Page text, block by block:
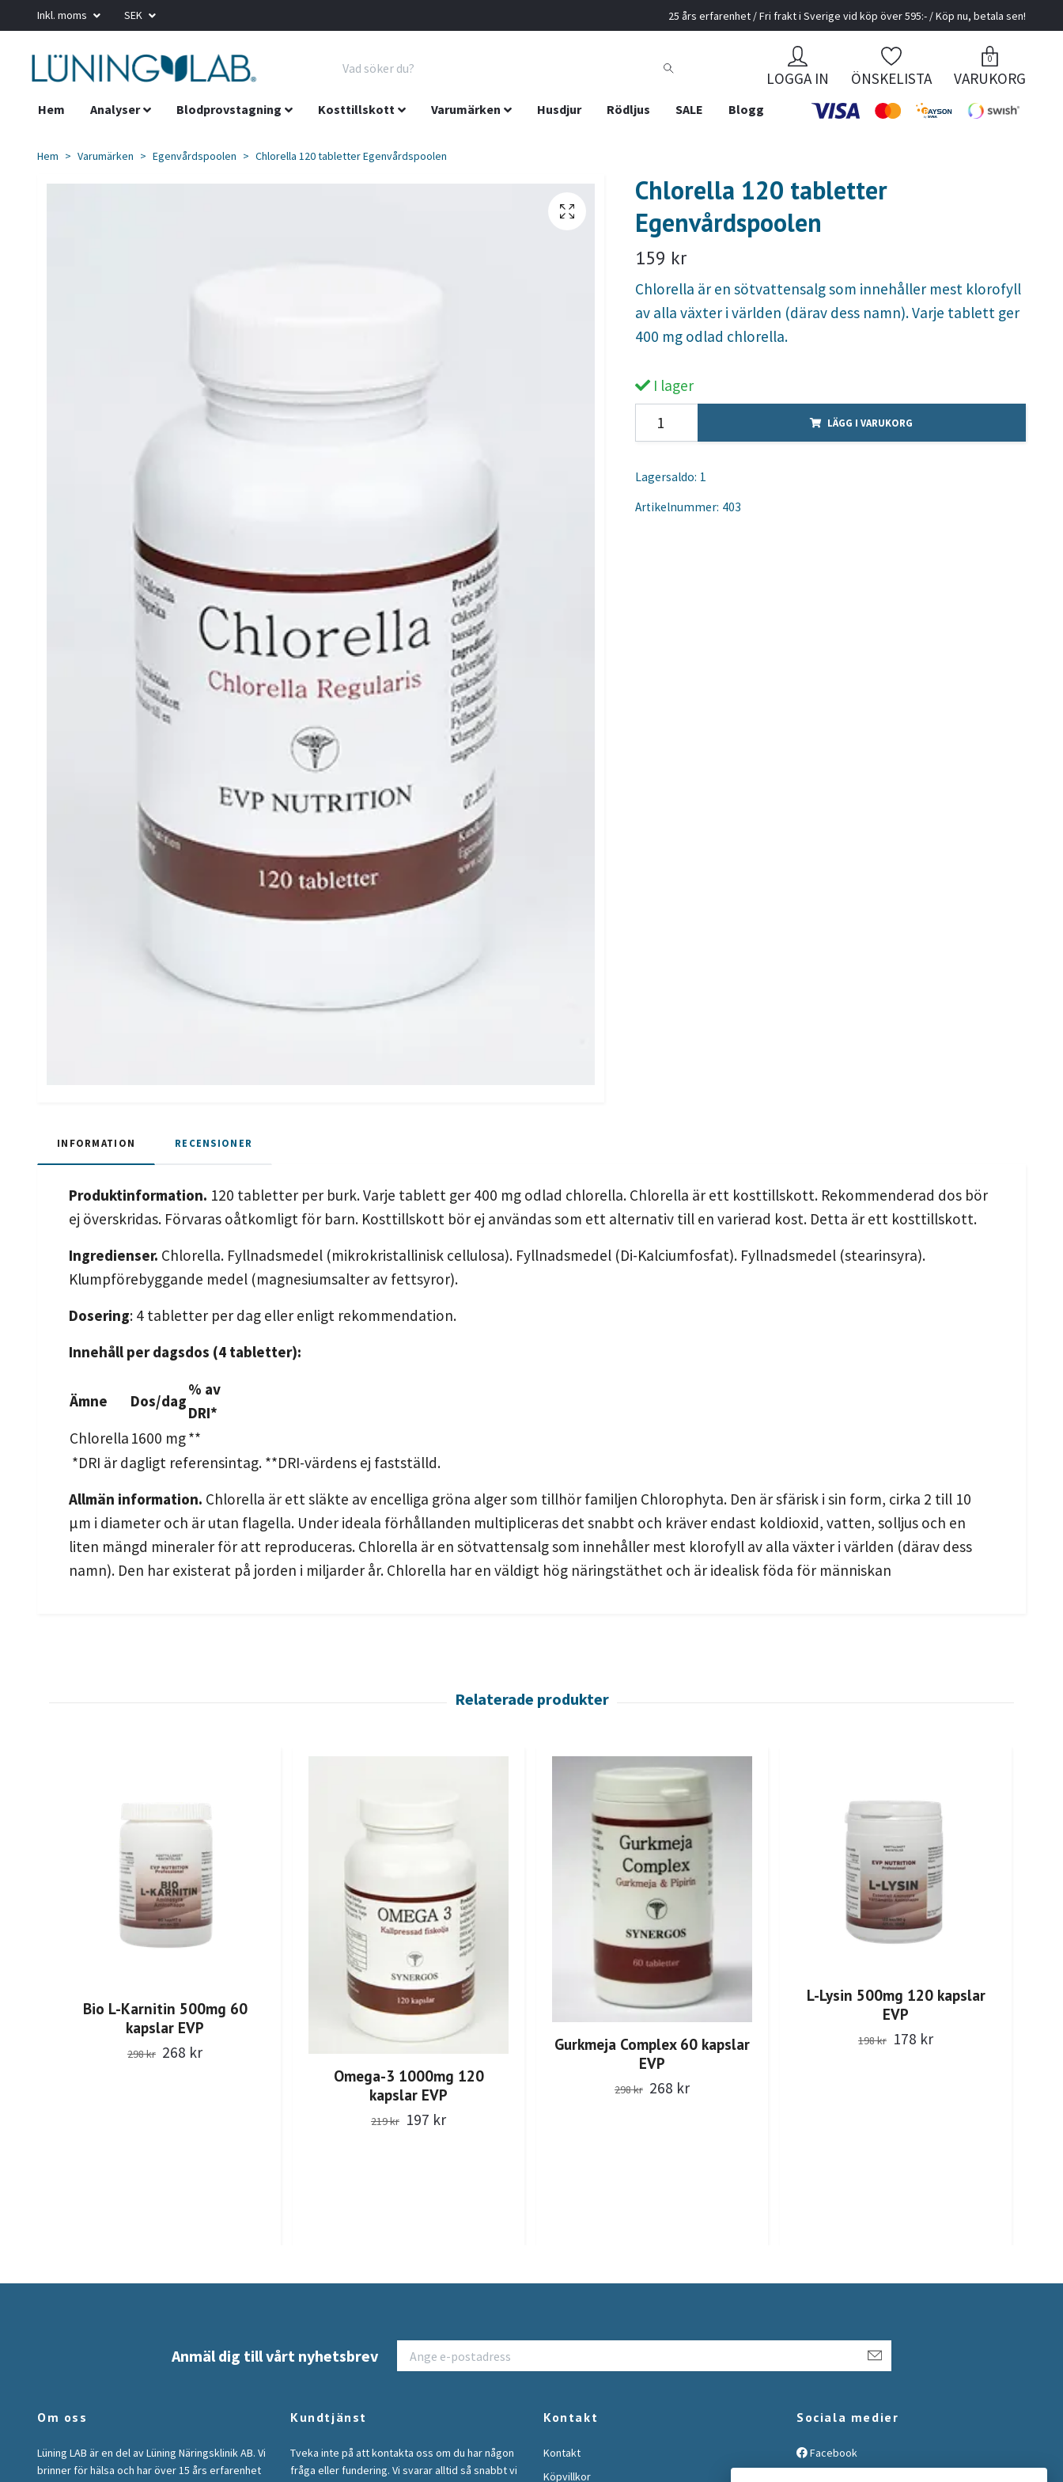
Inkl. moms SEK 25 års erfarenhet / Fri frakt i Sverige vid köp över 595:- / Köp nu, betala sen!
LOGGA IN ÖNSKELISTA
0
VARUKORG
Hem Analyser Blodprovstagning Kosttillskott Varumärken Husdjur Rödljus SALE Blogg
Hem Varumärken Egenvårdspoolen Chlorella 120 tabletter Egenvårdspoolen
Chlorella 120 tabletter
Egenvårdspoolen
159 kr
Chlorella är en sötvattensalg som innehåller mest klorofyll
av alla växter i världen (därav dess namn). Varje tablett ger
400 mg odlad chlorella.
I lager
LÄGG I VARUKORG
Lagersaldo: 1
Artikelnummer: 403
INFORMATION RECENSIONER
Produktinformation. 120 tabletter per burk. Varje tablett ger 400 mg odlad chlorella. Chlorella är ett kosttillskott. Rekommenderad dos bör
ej överskridas. Förvaras oåtkomligt för barn. Kosttillskott bör ej användas som ett alternativ till en varierad kost. Detta är ett kosttillskott.
Ingredienser. Chlorella. Fyllnadsmedel (mikrokristallinisk cellulosa). Fyllnadsmedel (Di-Kalciumfosfat). Fyllnadsmedel (stearinsyra).
Klumpförebyggande medel (magnesiumsalter av fettsyror).
Dosering: 4 tabletter per dag eller enligt rekommendation.
Innehåll per dagsdos (4 tabletter):
Ämne Dos/dag
% av
DRI*
Chlorella 1600 mg**
*DRI är dagligt referensintag. **DRI-värdens ej fastställd.
Allmän information. Chlorella är ett släkte av encelliga gröna alger som tillhör familjen Chlorophyta. Den är sfärisk i sin form, cirka 2 till 10
μm i diameter och är utan flagella. Under ideala förhållanden multipliceras det snabbt och kräver endast koldioxid, vatten, solljus och en
liten mängd mineraler för att reproduceras. Chlorella är en sötvattensalg som innehåller mest klorofyll av alla växter i världen (därav dess
namn). Den har existerat på jorden i miljarder år. Chlorella har en väldigt hög näringstäthet och är idealisk föda för människan
Bio L-Karnitin 500mg 60
kapslar EVP
298 kr 268 kr
Omega-3 1000mg 120
kapslar EVP
219 kr 197 kr
Gurkmeja Complex 60 kapslar
EVP
298 kr 268 kr
L-Lysin 500mg 120 kapslar
EVP
198 kr 178 kr
Anmäl dig till vårt nyhetsbrev
Om oss
Lüning LAB är en del av Lüning Näringsklinik AB. Vi
brinner för hälsa och har över 15 års erfarenhet
Kundtjänst
Tveka inte på att kontakta oss om du har någon
fråga eller fundering. Vi svarar alltid så snabbt vi
Kontakt
Kontakt
Köpvillkor
Sociala medier
Facebook